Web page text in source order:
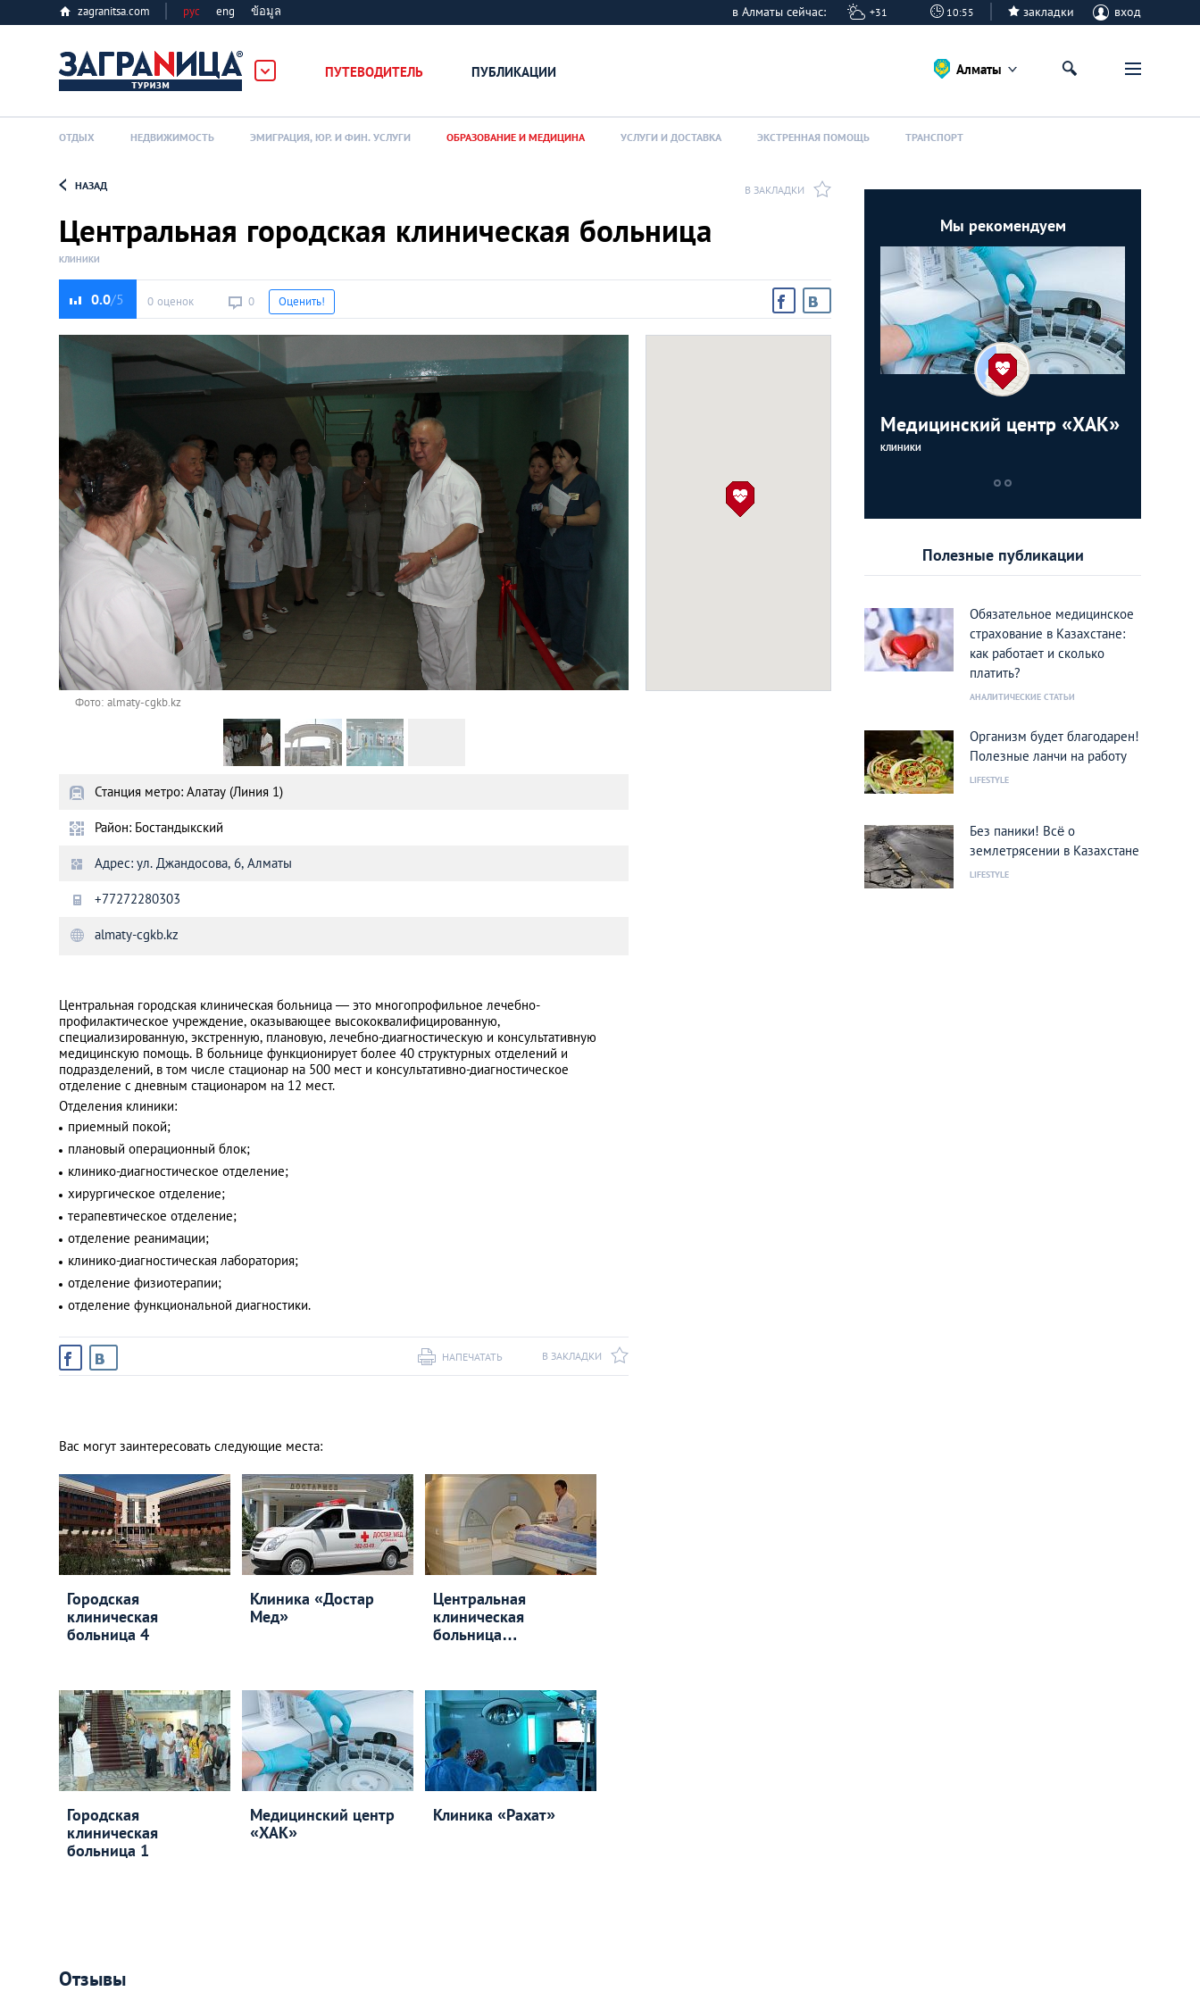
zagranitsa.com рус eng ข้อมูล в Алматы сейчас: +31 10:55 закладки вход
ПУТЕВОДИТЕЛЬ ПУБЛИКАЦИИ
Алматы
Афины
Киев
Лондон
Лос-Анджелес
Москва
Париж
Пхукет
Loading...
Алматы
ОТДЫХ НЕДВИЖИМОСТЬ ЭМИГРАЦИЯ, ЮР. И ФИН. УСЛУГИ ОБРАЗОВАНИЕ И МЕДИЦИНА УСЛУГИ И ДОСТАВКА ЭКСТРЕННАЯ ПОМОЩЬ ТРАНСПОРТ
НАЗАД В ЗАКЛАДКИ
Центральная городская клиническая больница
КЛИНИКИ
0.0 0 оценок 0 Оценить!
Фото: almaty-cgkb.kz
Станция метро: Алатау (Линия 1)
Район: Бостандыкский
Адрес: ул. Джандосова, 6, Алматы
+77272280303
almaty-cgkb.kz
Центральная городская клиническая больница — это многопрофильное лечебно-
профилактическое учреждение, оказывающее высококвалифицированную,
специализированную, экстренную, плановую, лечебно-диагностическую и консультативную
медицинскую помощь. В больнице функционирует более 40 структурных отделений и
подразделений, в том числе стационар на 500 мест и консультативно-диагностическое
отделение с дневным стационаром на 12 мест.
Отделения клиники:
приемный покой;
плановый операционный блок;
клинико-диагностическое отделение;
хирургическое отделение;
терапевтическое отделение;
отделение реанимации;
клинико-диагностическая лаборатория;
отделение физиотерапии;
отделение функциональной диагностики.
В ЗАКЛАДКИ
НАПЕЧАТАТЬ
Вас могут заинтересовать следующие места:
Городская
клиническая
больница 4
Клиника «Достар
Мед»
Центральная
клиническая
больница
делами Президента
Городская
клиническая
больница 1
Медицинский центр
«ХАК»
Клиника «Рахат»
Мы рекомендуем
Медицинский центр «ХАК»
КЛИНИКИ
Полезные публикации
Обязательное медицинское
страхование в Казахстане:
как работает и сколько
платить?
АНАЛИТИЧЕСКИЕ СТАТЬИ
Организм будет благодарен!
Полезные ланчи на работу
LIFESTYLE
Без паники! Всё о
землетрясении в Казахстане
LIFESTYLE
Отзывы